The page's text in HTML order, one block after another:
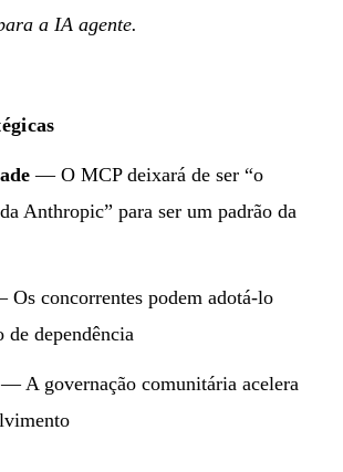
a IA agente.
— O MCP deixará de ser “o
Anthropic” para ser um padrão da
concorrentes podem adotá-lo
de dependência
— A governação comunitária acelera